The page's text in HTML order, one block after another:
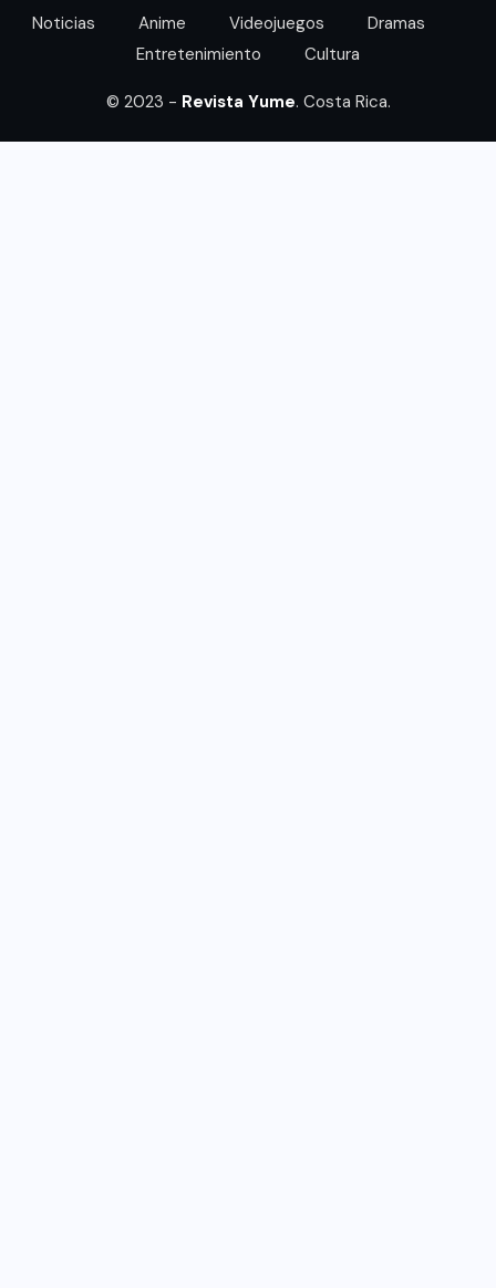
Noticias Anime Videojuegos
Dramas
Entretenimiento
Cultura
© 2023 - Revista Yume. Costa Rica.